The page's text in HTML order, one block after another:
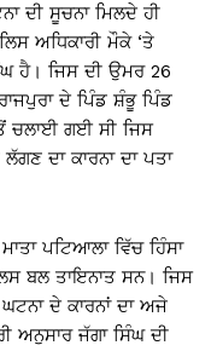
ਦੀ ਸੂਚਨਾ ਮਿਲਦੇ ਹੀ
ਅਧਿਕਾਰੀ ਮੌਕੇ ‘ਤੇ
ਹੈ। ਜਿਸ ਦੀ ਉਮਰ 26
ਦੇ ਪਿੰਡ ਸ਼ੰਭੂ ਪਿੰਡ
ਚਲਾਈ ਗਈ ਸੀ ਜਿਸ
ਦਾ ਕਾਰਨਾ ਦਾ ਪਤਾ
ਪਟਿਆਲਾ ਵਿੱਚ ਹਿੰਸਾ
ਬਲ ਤਾਇਨਾਤ ਸਨ। ਜਿਸ
ਦੇ ਕਾਰਨਾਂ ਦਾ ਅਜੇ
ਅਨੁਸਾਰ ਜੱਗਾ ਸਿੰਘ ਦੀ